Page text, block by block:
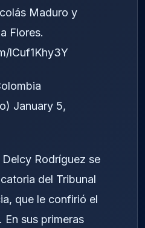
Maduro y
Flores.
lCuf1Khy3Y
January 5,
Rodríguez se
del Tribunal
que le confirió el
En sus primeras